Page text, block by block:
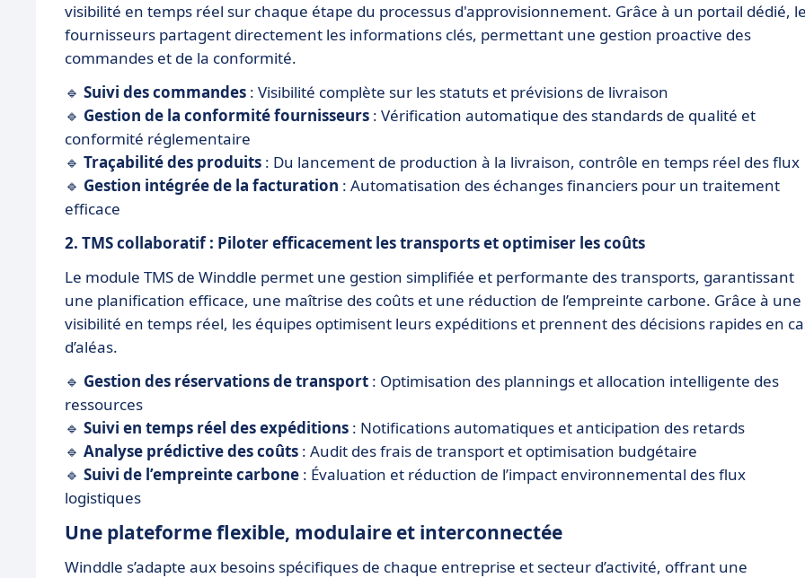
visibilité en temps réel sur chaque étape du processus d'approvisionnement. Grâce à un portail dédié,
fournisseurs partagent directement les informations clés, permettant une gestion proactive des
commandes et de la conformité.
🔹 Suivi des commandes : Visibilité complète sur les statuts et prévisions de livraison
🔹 Gestion de la conformité fournisseurs : Vérification automatique des standards de qualité et
conformité réglementaire
🔹 Traçabilité des produits : Du lancement de production à la livraison, contrôle en temps réel des flux
🔹 Gestion intégrée de la facturation : Automatisation des échanges financiers pour un traitement
efficace
2. TMS collaboratif : Piloter efficacement les transports et optimiser les coûts
Le module TMS de Winddle permet une gestion simplifiée et performante des transports, garantissant
une planification efficace, une maîtrise des coûts et une réduction de l’empreinte carbone. Grâce à une
visibilité en temps réel, les équipes optimisent leurs expéditions et prennent des décisions rapides en
d’aléas.
🔹 Gestion des réservations de transport : Optimisation des plannings et allocation intelligente des
ressources
🔹 Suivi en temps réel des expéditions : Notifications automatiques et anticipation des retards
🔹 Analyse prédictive des coûts : Audit des frais de transport et optimisation budgétaire
🔹 Suivi de l’empreinte carbone : Évaluation et réduction de l’impact environnemental des flux
logistiques
Une plateforme flexible, modulaire et interconnectée
Winddle s’adapte aux besoins spécifiques de chaque entreprise et secteur d’activité, offrant une